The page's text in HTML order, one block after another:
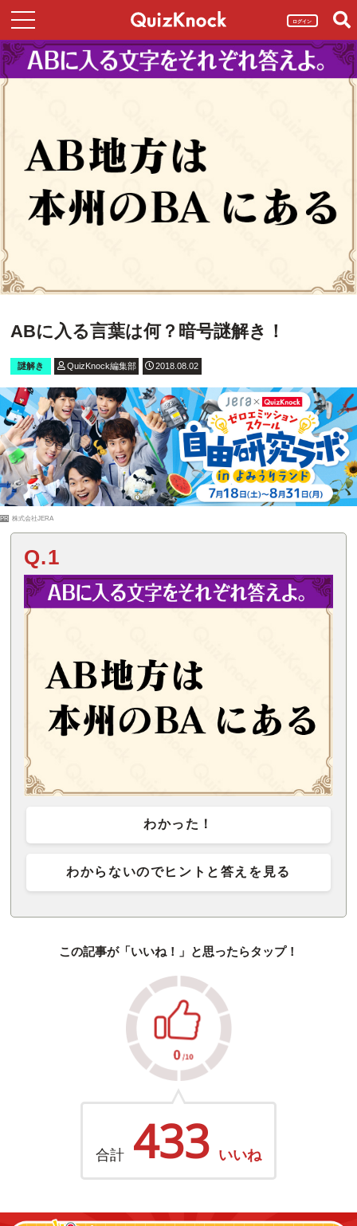
ログイン
ABに入る言葉は何？暗号謎解き！
謎解き QuizKnock編集部 2018.08.02
PR 株式会社JERA
Q.1
わかった！
わからないのでヒントと答えを見る
この記事が「いいね！」と思ったらタップ！
合計 433 いいね